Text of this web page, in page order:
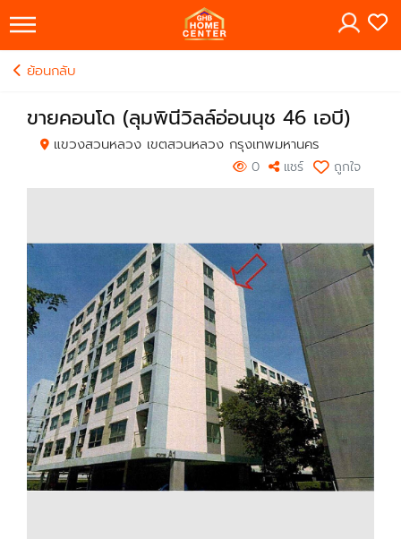
×
ย้อนกลับ
ขายคอนโด (ลุมพินีวิลล์อ่อนนุช 46 เอบี)
แขวงสวนหลวง เขตสวนหลวง กรุงเทพมหานคร
0 แชร์ ถูกใจ